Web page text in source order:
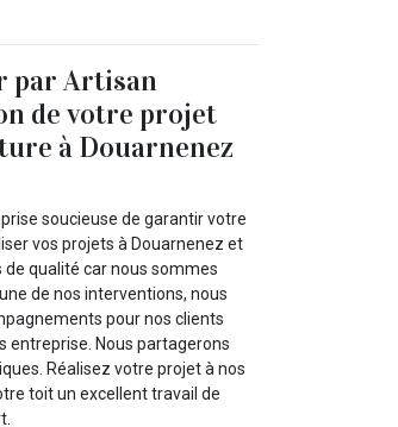
par Artisan
de votre projet
à Douarnenez
soucieuse de garantir votre
vos projets à Douarnenez et
qualité car nous sommes
de nos interventions, nous
pour nos clients
entreprise. Nous partagerons
Réalisez votre projet à nos
toit un excellent travail de